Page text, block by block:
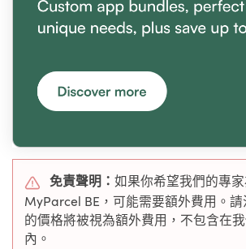
免責聲明： 如果你希望我們的專
MyParcel BE，可能需要額外費用。
的價格將被視為額外費用，不包含在
內。